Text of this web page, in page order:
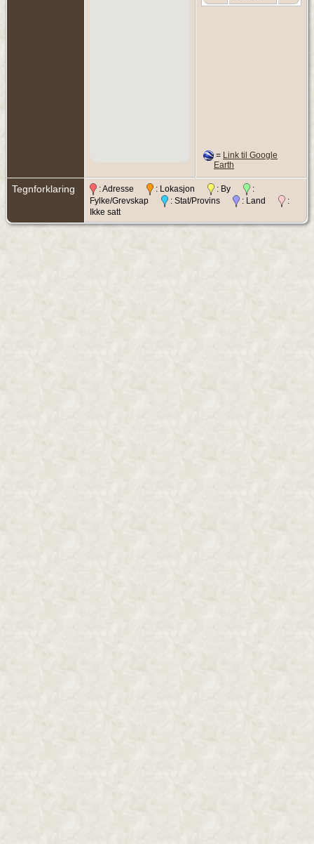
= Link til Google
Earth
Tegnforklaring : Adresse : Lokasjon : By
:
Fylke/Grevskap
: Stat/Provins : Land
:
Ikke satt